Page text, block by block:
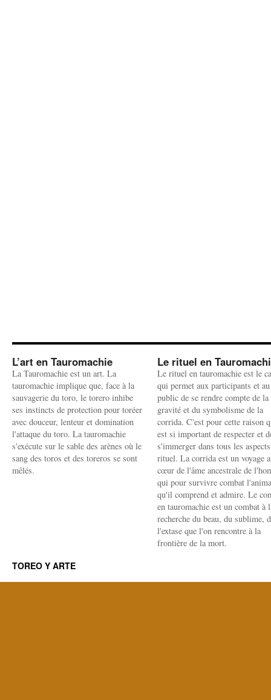
L’art en Tauromachie
La Tauromachie est un art. La
tauromachie implique que, face à la
sauvagerie du toro, le torero inhibe
ses instincts de protection pour toréer
avec douceur, lenteur et domination
l'attaque du toro. La tauromachie
s'exécute sur le sable des arènes où le
sang des toros et des toreros se sont
mêlés.
Le rituel en
Le rituel en tauromachie est le
qui permet aux participants et au
public de se rendre compte de la
gravité et du symbolisme de la
corrida. C'est pour cette raison
est si important de respecter et
s'immerger dans tous les
rituel. La corrida est un voyage
cœur de l'âme ancestrale de
qui pour survivre combat
qu'il comprend et admire. Le
en tauromachie est un combat à
recherche du beau, du sublime,
l'extase que l'on rencontre à la
frontière de la mort.
TOREO Y ARTE